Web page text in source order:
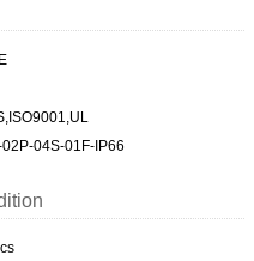
04S-01F-IP66